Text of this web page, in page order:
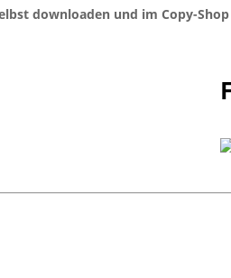
downloaden und im Copy-